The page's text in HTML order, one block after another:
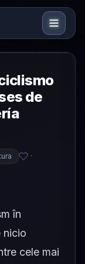
de
·
în
nicio
cele mai